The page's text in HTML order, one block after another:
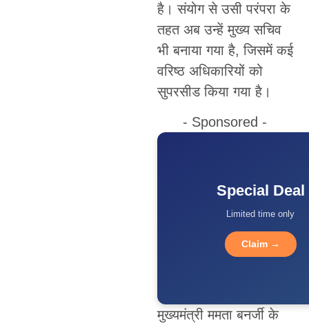
है। संयोग से उसी परंपरा के
तहत अब उन्हें मुख्य सचिव
भी बनाया गया है, जिसमें कई
वरिष्ठ अधिकारियों को
सुपरसीड किया गया है।
- Sponsored -
Special Deal
Limited time only
Claim →
मुख्यमंत्री ममता बनर्जी के